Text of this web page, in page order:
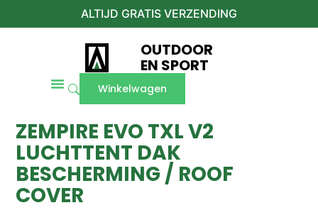
ALTIJD GRATIS VERZENDING
OUTDOOR
EN SPORT
Winkelwagen
ZEMPIRE EVO TXL V2
LUCHTTENT DAK
BESCHERMING / ROOF
COVER